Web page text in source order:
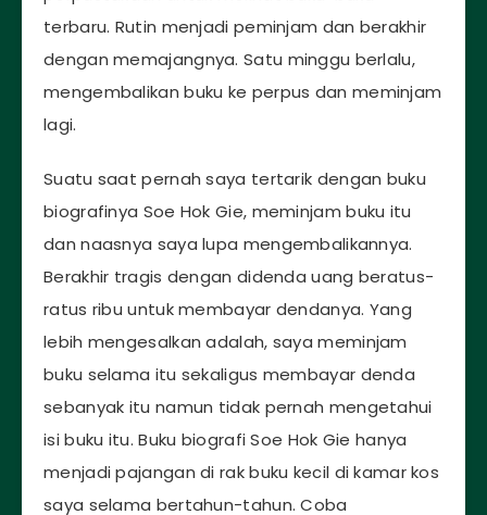
terbaru. Rutin menjadi peminjam dan berakhir
dengan memajangnya. Satu minggu berlalu,
mengembalikan buku ke perpus dan meminjam
lagi.
Suatu saat pernah saya tertarik dengan buku
biografinya Soe Hok Gie, meminjam buku itu
dan naasnya saya lupa mengembalikannya.
Berakhir tragis dengan didenda uang beratus-
ratus ribu untuk membayar dendanya. Yang
lebih mengesalkan adalah, saya meminjam
buku selama itu sekaligus membayar denda
sebanyak itu namun tidak pernah mengetahui
isi buku itu. Buku biografi Soe Hok Gie hanya
menjadi pajangan di rak buku kecil di kamar kos
saya selama bertahun-tahun. Coba